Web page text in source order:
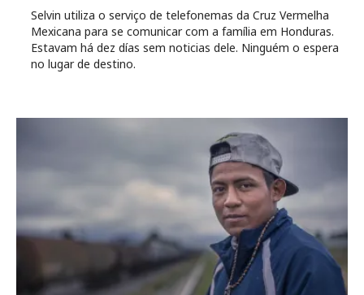
Selvin utiliza o serviço de telefonemas da Cruz Vermelha
Mexicana para se comunicar com a família em Honduras.
Estavam há dez días sem noticias dele. Ninguém o espera
no lugar de destino.